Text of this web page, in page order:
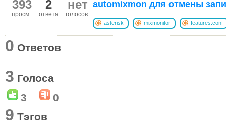
нет
голосов
2
ответа
393
просм.
automixmon для отмены
asterisk mixmonitor features.conf
0 Ответов
3 Голоса
3
0
9 Тэгов